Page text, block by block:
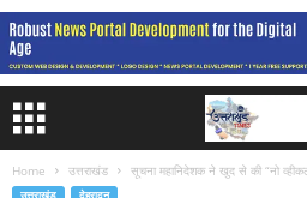
Home उत्तराखंड सूचना महानिदेशक ने खुद से की “नो